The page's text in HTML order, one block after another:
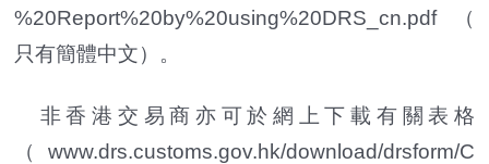
%20Report%20by%20using%20DRS_cn.pdf（
只有簡體中文）。
非香港交易商亦可於網上下載有關表格
（www.drs.customs.gov.hk/download/drsform/C